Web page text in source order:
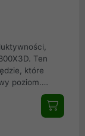
Ten
poziom.
zamieniają
i 16 wątków,